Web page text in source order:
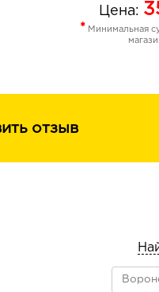
Цена:
* Минимальная
отзыв